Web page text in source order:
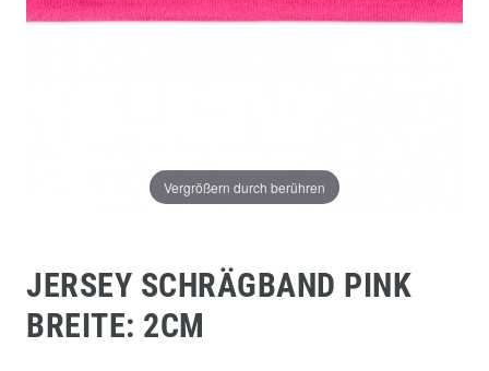
Vergrößern durch berühren
JERSEY SCHRÄGBAND PINK
BREITE: 2CM